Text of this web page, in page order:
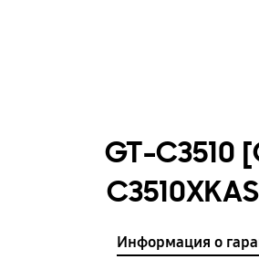
GT-C3510
Информация о